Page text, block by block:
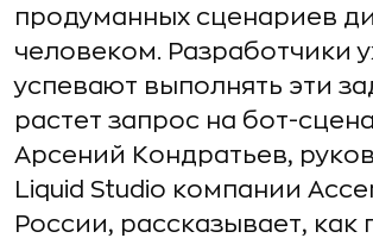
продуманных сценариев
человеком. Разработчики
успевают выполнять эти
растет запрос на бот-
Арсений Кондратьев,
Liquid Studio компании
России, рассказывает, как